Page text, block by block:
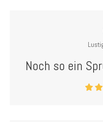
Noch so ein